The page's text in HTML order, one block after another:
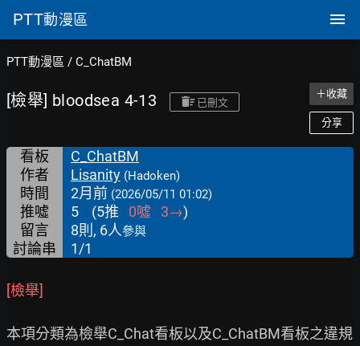
PTT動漫區
PTT動漫區 / C_ChatBM
[檢舉] bloodsea 4-13 已刪文
＋收藏
分享
看板
C_ChatBM
作者
Lisanity (Hadoken)
時間 2月前 (2026/05/11 01:02)
推噓 5 (5推 0噓 3→)
留言
8則, 6人參與
討論串 1/1
[檢舉]
本項分類為檢舉C_Chat看板以及C_ChatBM看板之違規